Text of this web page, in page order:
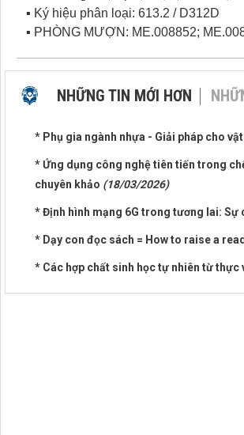
▪ Ký hiệu phân loại: 613.2 / D312D
▪ PHÒNG MƯỢN: ME.008852;
NHỮNG TIN MỚI HƠN
* Phụ gia ngành nhựa - Giải pháp cho
* Ứng dụng công nghệ tiên tiến trong
chuyên khảo (18/03/2026)
* Định hình mạng 6G trong tương lai:
* Dạy con đọc sách = How to raise a
* Các hợp chất sinh học tự nhiên từ